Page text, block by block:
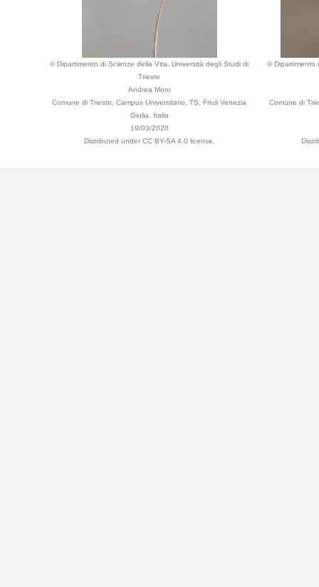
© Dipartimento di Scienze della Vita, Università degli Studi di
Trieste
Andrea Moro
Comune di Trieste, Campus Universitario, TS, Friuli Venezia
Giulia, Italia
19/03/2020
Distributed under CC BY-SA 4.0 license.
© Dipartimento
Comune di